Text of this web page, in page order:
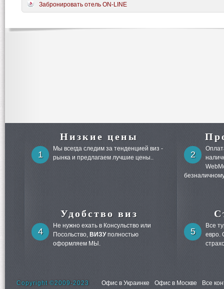
Забронировать отель ON-LINE
Низкие цены
1
Мы всегда следим за тенденцией виз -
рынка и предлагаем лучшие цены..
2
Удобство виз
4
Не нужно ехать в Консульство или
Посольство, ВИЗУполностью
оформляем МЫ.
5
Все
евро.
Copyright ©2009-2023 Офис в Украинке Офис в Москве Все